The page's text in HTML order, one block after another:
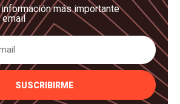
más importante
email
SUSCRIBIRME